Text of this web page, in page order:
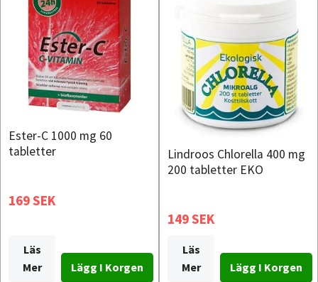
Ester-C 1000 mg 60
tabletter
169 SEK
Läs
Mer
Lindroos Chlorella 400 mg
200 tabletter EKO
149 SEK
Läs
Mer